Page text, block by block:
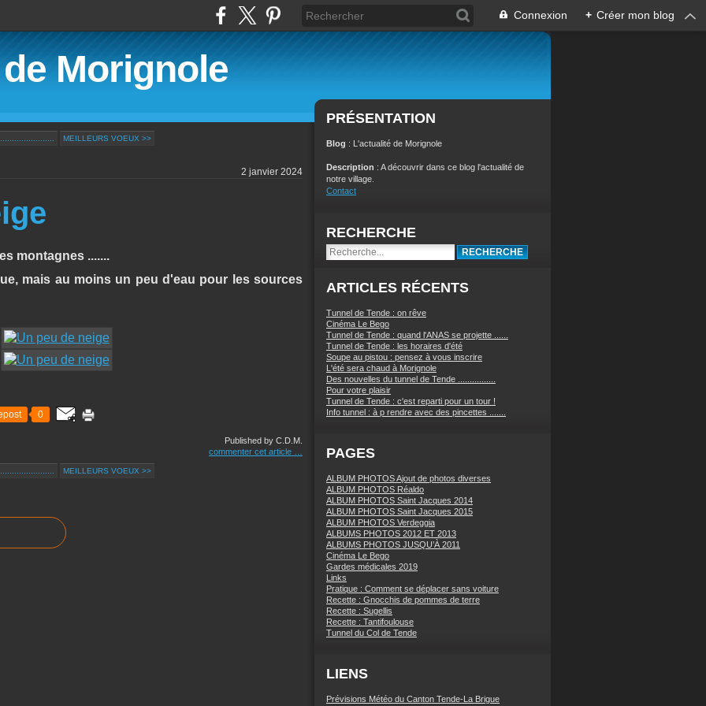
Connexion + Créer mon blog
Morignole
MEILLEURS VOEUX >>
2 janvier 2024
montagnes .......
mais au moins un peu d'eau pour les sources
0
Published by C.D.M.
commenter cet article
MEILLEURS VOEUX >>
PRÉSENTATION
Blog : L'actualité de Morignole
Description : A découvrir dans ce blog l'actualité de
notre village.
Contact
RECHERCHE
ARTICLES RÉCENTS
Tunnel de Tende : on rêve
Cinéma Le Bego
Tunnel de Tende : quand l'ANAS se projette ......
Tunnel de Tende : les horaires d'été
Soupe au pistou : pensez à vous inscrire
L'été sera chaud à Morignole
Des nouvelles du tunnel de Tende ................
Pour votre plaisir
Tunnel de Tende : c'est reparti pour un tour !
Info tunnel : à p rendre avec des pincettes .......
PAGES
ALBUM PHOTOS Ajout de photos diverses
ALBUM PHOTOS Réaldo
ALBUM PHOTOS Saint Jacques 2014
ALBUM PHOTOS Saint Jacques 2015
ALBUM PHOTOS Verdeggia
ALBUMS PHOTOS 2012 ET 2013
ALBUMS PHOTOS JUSQU’À 2011
Cinéma Le Bego
Gardes médicales 2019
Links
Pratique : Comment se déplacer sans voiture
Recette : Gnocchis de pommes de terre
Recette : Sugellis
Recette : Tantifoulouse
Tunnel du Col de Tende
LIENS
Prévisions Météo du Canton Tende-La Brigue